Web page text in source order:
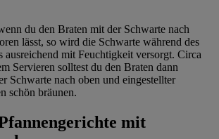
du den Braten mit der Schwarte nach
lässt, so wird die Schwarte während des
ausreichend mit Feuchtigkeit versorgt. Circa
Servieren solltest du den Braten dann
Schwarte nach oben und eingestellter
schön bräunen.
mit